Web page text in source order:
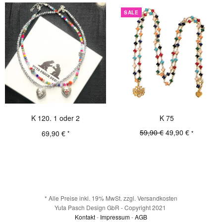
K 120. 1 oder 2
69,90 € *
SALE
K 75
59,90€ Ursprünglicher
49,90 €Aktueller
*
* Alle Preise inkl. 19% MwSt. zzgl. Versandkosten
Yuta Pasch Design GbR - Copyright 2021
Kontakt- Impressum-AGB